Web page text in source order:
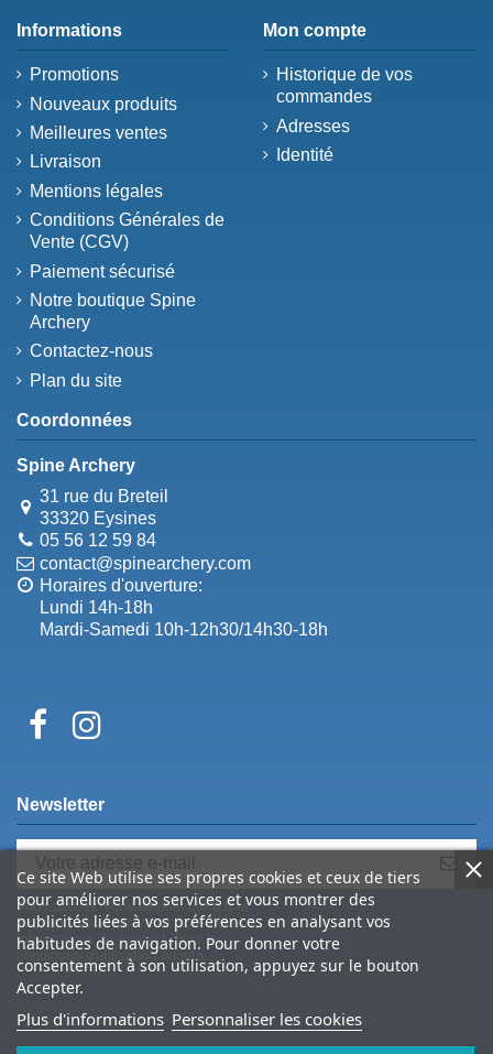
Informations
Promotions
Nouveaux produits
Meilleures ventes
Livraison
Mentions légales
Conditions Générales de
Vente (CGV)
Paiement sécurisé
Notre boutique Spine
Archery
Contactez-nous
Plan du site
Mon compte
Historique de vos
commandes
Adresses
Identité
Coordonnées
Spine Archery
31 rue du Breteil
33320 Eysines
05 56 12 59 84
contact@spinearchery.com
Horaires d'ouverture:
Lundi 14h-18h
Mardi-Samedi 10h-12h30/14h30-18h
Ce site Web utilise ses propres cookies et ceux de tiers
pour améliorer nos services et vous montrer des
publicités liées à vos préférences en analysant vos
habitudes de navigation. Pour donner votre
consentement à son utilisation, appuyez sur le bouton
Accepter.
Plus d'informations Personnaliser les cookies
Newsletter
Vous pouvez vous désinscrire à tout
moment. Vous trouverez pour cela nos
informations de contact dans les
conditions d'utilisation du site.